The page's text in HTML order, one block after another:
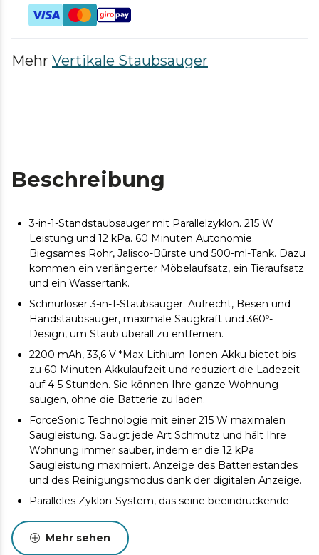
Mehr Vertikale Staubsauger
Beschreibung
3-in-1-Standstaubsauger mit Parallelzyklon. 215 W
Leistung und 12 kPa. 60 Minuten Autonomie.
Biegsames Rohr, Jalisco-Bürste und 500-ml-Tank. Dazu
kommen ein verlängerter Möbelaufsatz, ein Tieraufsatz
und ein Wassertank.
Schnurloser 3-in-1-Staubsauger: Aufrecht, Besen und
Handstaubsauger, maximale Saugkraft und 360º-
Design, um Staub überall zu entfernen.
2200 mAh, 33,6 V *Max-Lithium-Ionen-Akku bietet bis
zu 60 Minuten Akkulaufzeit und reduziert die Ladezeit
auf 4-5 Stunden. Sie können Ihre ganze Wohnung
saugen, ohne die Batterie zu laden.
ForceSonic Technologie mit einer 215 W maximalen
Saugleistung. Saugt jede Art Schmutz und hält Ihre
Wohnung immer sauber, indem er die 12 kPa
Saugleistung maximiert. Anzeige des Batteriestandes
und des Reinigungsmodus dank der digitalen Anzeige.
Paralleles Zyklon-System, das seine beeindruckende
Leistungsfähigkeit mit dem Multifasic System.
Enthält eine motorbetriebende Jalisco-Bürste zur
Mehr sehen